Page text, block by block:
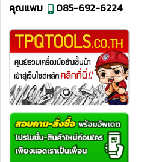
คุณแพม
085-692-6224